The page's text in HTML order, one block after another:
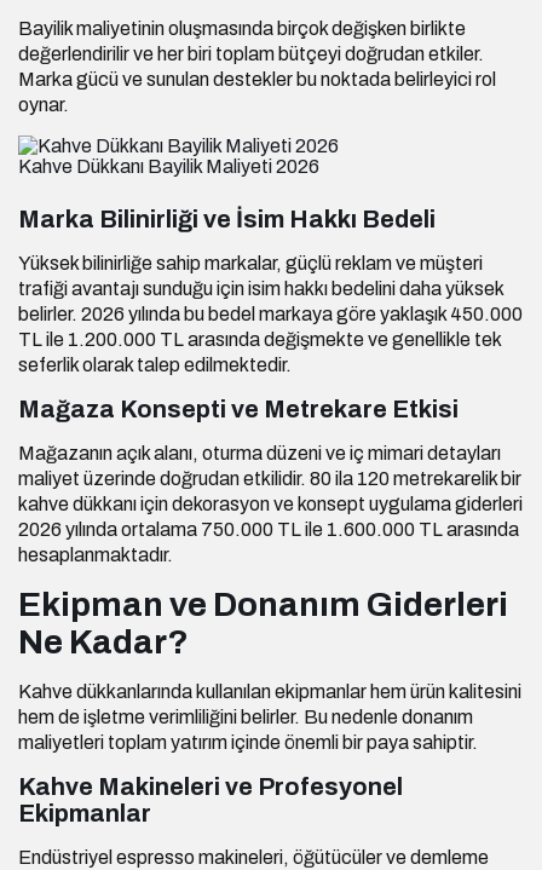
Bayilik maliyetinin oluşmasında birçok değişken birlikte
değerlendirilir ve her biri toplam bütçeyi doğrudan etkiler.
Marka gücü ve sunulan destekler bu noktada belirleyici rol
oynar.
Kahve Dükkanı Bayilik Maliyeti 2026
Marka Bilinirliği ve İsim Hakkı Bedeli
Yüksek bilinirliğe sahip markalar, güçlü reklam ve müşteri
trafiği avantajı sunduğu için isim hakkı bedelini daha yüksek
belirler. 2026 yılında bu bedel markaya göre yaklaşık 450.000
TL ile 1.200.000 TL arasında değişmekte ve genellikle tek
seferlik olarak talep edilmektedir.
Mağaza Konsepti ve Metrekare Etkisi
Mağazanın açık alanı, oturma düzeni ve iç mimari detayları
maliyet üzerinde doğrudan etkilidir. 80 ila 120 metrekarelik bir
kahve dükkanı için dekorasyon ve konsept uygulama giderleri
2026 yılında ortalama 750.000 TL ile 1.600.000 TL arasında
hesaplanmaktadır.
Ekipman ve Donanım Giderleri
Ne Kadar?
Kahve dükkanlarında kullanılan ekipmanlar hem ürün kalitesini
hem de işletme verimliliğini belirler. Bu nedenle donanım
maliyetleri toplam yatırım içinde önemli bir paya sahiptir.
Kahve Makineleri ve Profesyonel
Ekipmanlar
Endüstriyel espresso makineleri, öğütücüler ve demleme